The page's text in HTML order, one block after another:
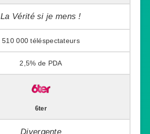
La Vérité si je mens !
510 000
2,5%
6ter
Divergente